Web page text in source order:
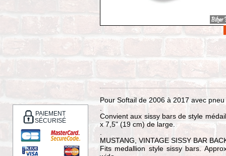
PAIEMENT
SÉCURISÉ
Pour Softail de 2006 à 2017 avec
Convient aux sissy bars de style
x 7,5" (19 cm) de large.
MUSTANG, VINTAGE SISSY BAR
Fits medallion style sissy bars.